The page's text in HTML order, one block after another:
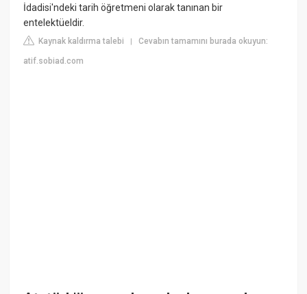
İdadisi'ndeki tarih öğretmeni olarak tanınan bir
entelektüeldir.
Kaynak kaldırma talebi |Cevabın tamamını burada okuyun:
atif.sobiad.com